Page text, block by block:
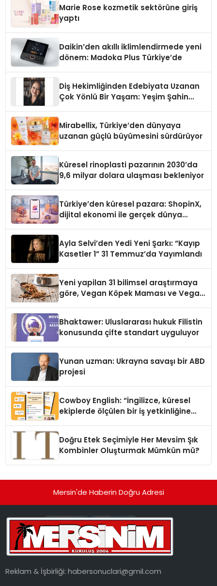
Marie Rose kozmetik sektörüne giriş
yaptı
Daikin’den akıllı iklimlendirmede yeni
dönem: Madoka Plus Türkiye’de
Diş Hekimliğinden Edebiyata Uzanan
Çok Yönlü Bir Yaşam: Yeşim Şahin
Mirabellix, Türkiye’den dünyaya
uzanan güçlü büyümesini sürdürüyor
Küresel rinoplasti pazarının 2030’da
9,6 milyar dolara ulaşması bekleniyor
Türkiye’den küresel pazara: ShopinX,
dijital ekonomi ile gerçek dünya
Ayla Selvi’den Yedi Yeni Şarkı: “Kayıp
Kasetler 1” 31 Temmuz’da Yayımlandı
Yeni yapilan 31 bilimsel araştırmaya
göre, Vegan Köpek Maması ve Vegan
Bhaktawer: Uluslararası hukuk Filistin
konusunda çifte standart uyguluyor
Yunan uzman: Ukrayna savaşı bir ABD
projesi
Cowboy English: “İngilizce, küresel
ekiplerde ölçülen bir iş yetkinliğine
Doğru Etek Seçimiyle Her Mevsim Şık
Kombinler Oluşturmak Mümkün mü?
Mersin'de Haberin Doğru Adresi
Reklam & İşbirliği:habersonuclari@gmil.com